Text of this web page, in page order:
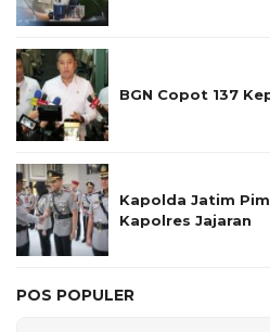
BGN Copot 137
Kapolda Jatim
Kapolres Jajaran
POS POPULER